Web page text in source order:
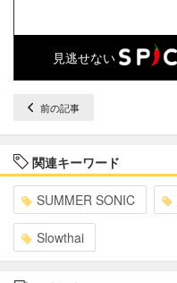
見逃せない
前の記事
関連キーワード
SUMMER SONIC
Slowthai